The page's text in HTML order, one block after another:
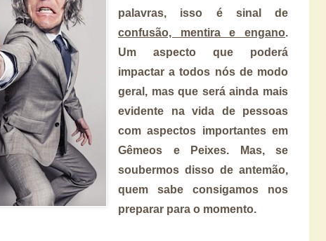
palavras, isso é sinal de
confusão, mentira e engano.
Um aspecto que poderá
impactar a todos nós de modo
geral, mas que será ainda mais
evidente na vida de pessoas
com aspectos importantes em
Gêmeos e Peixes. Mas, se
soubermos disso de antemão,
quem sabe consigamos nos
preparar para o momento.